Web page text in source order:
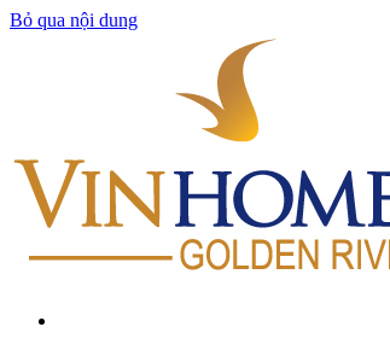
Bỏ qua nội dung